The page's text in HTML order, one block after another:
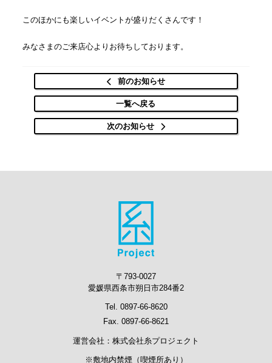
このほかにも楽しいイベントが盛りだくさんです！
みなさまのご来店心よりお待ちしております。
前のお知らせ
一覧へ戻る
次のお知らせ
〒793-0027
愛媛県西条市朔日市284番2
Tel. 0897-66-8620
Fax. 0897-66-8621
運営会社：株式会社糸プロジェクト
※敷地内禁煙（喫煙所あり）